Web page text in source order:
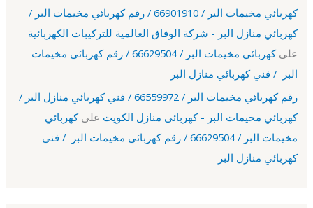
كهربائي مخيمات البر / 66901910 / رقم كهربائي مخيمات البر /
كهربائي منازل البر - شركة الوفاق العالمية للتركيبات الكهربائية
على
كهربائي مخيمات البر / 66629504 / رقم كهربائي مخيمات
البر / فني كهربائي منازل البر
رقم كهربائي مخيمات البر / 66559972 / فني كهربائي منازل البر /
كهربائي مخيمات البر - كهربائى منازل الكويت علىكهربائي
مخيمات البر / 66629504 / رقم كهربائي مخيمات البر / فني
كهربائي منازل البر